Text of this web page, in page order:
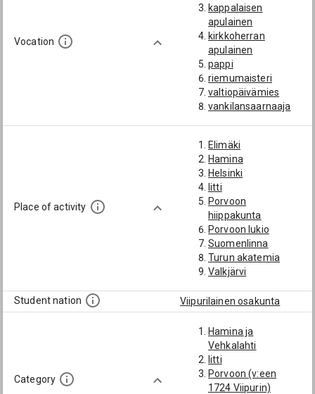
Vocation
kappalaisen
apulainen
kirkkoherran
apulainen
pappi
riemumaisteri
valtiopäivämies
vankilansaarnaaja
vt. opettaja
yliopettaja
Place of activity
Elimäki
Hamina
Helsinki
Iitti
Porvoon
hiippakunta
Porvoon lukio
Suomenlinna
Turun akatemia
Valkjärvi
Viipurin lukio
Student nation Viipurilainen osakunta
Category
Hamina ja
Vehkalahti
Iitti
Porvoon (v:een
1724 Viipurin)